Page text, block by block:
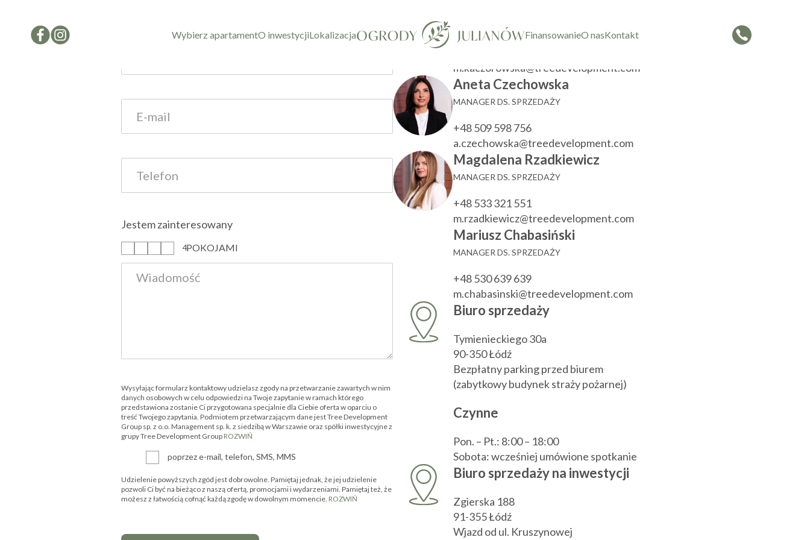
Wybierz apartamentO inwestycjiLokalizacja FinansowanieO nasKontakt
Jestem zainteresowany
4POKOJAMI
Wysyłając formularz kontaktowy udzielasz zgody na przetwarzanie zawartych w nim
danych osobowych w celu odpowiedzi na Twoje zapytanie w ramach którego
przedstawiona zostanie Ci przygotowana specjalnie dla Ciebie oferta w oparciu o
treść Twojego zapytania. Podmiotem przetwarzającym dane jest Tree Development
Group sp. z o.o. Management sp. k. z siedzibą w Warszawie oraz spółki inwestycyjne z
grupy Tree Development Group ROZWIŃ
poprzez e-mail, telefon, SMS, MMS
Udzielenie powyższych zgód jest dobrowolne. Pamiętaj jednak, że jej udzielenie
pozwoli Ci być na bieżąco z naszą ofertą, promocjami i wydarzeniami. Pamiętaj też, że
możesz z łatwością cofnąć każdą zgodę w dowolnym momencie. ROZWIŃ
KIEROWNIK DZIAŁU SPRZEDAŻY
m.kaczorowska@treedevelopment.com
Aneta Czechowska
MANAGER DS. SPRZEDAŻY
+48 509 598 756
a.czechowska@treedevelopment.com
Magdalena Rzadkiewicz
MANAGER DS. SPRZEDAŻY
+48 533 321 551
m.rzadkiewicz@treedevelopment.com
Mariusz Chabasiński
MANAGER DS. SPRZEDAŻY
+48 530 639 639
m.chabasinski@treedevelopment.com
Biuro sprzedaży
Tymienieckiego 30a
90-350 Łódź
Bezpłatny parking przed biurem
(zabytkowy budynek straży pożarnej)
Czynne
Pon. – Pt.: 8:00 – 18:00
Sobota: wcześniej umówione spotkanie
Biuro sprzedaży na inwestycji
Zgierska 188
91-355 Łódź
Wjazd od ul. Kruszynowej